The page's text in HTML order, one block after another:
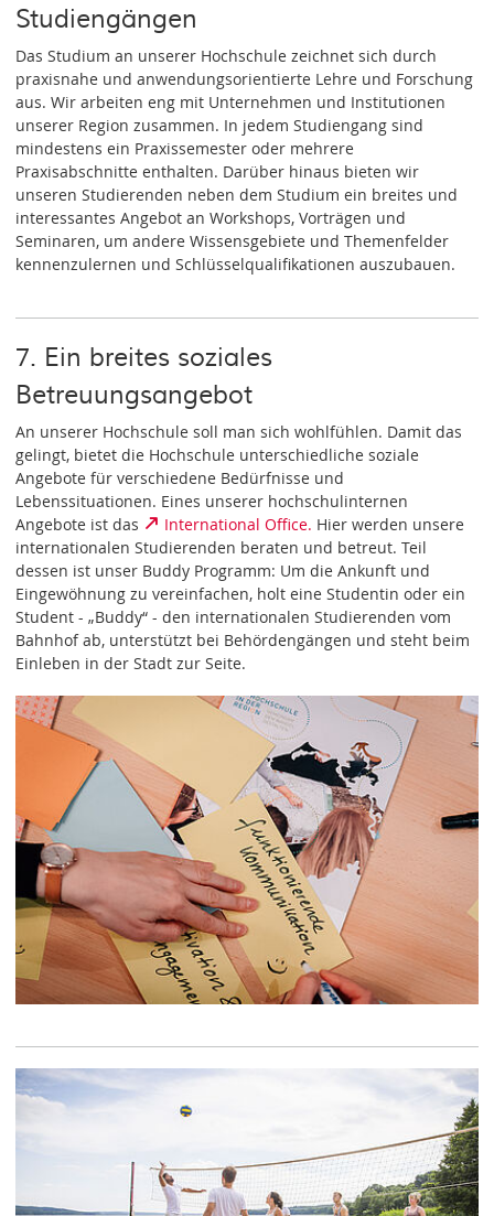
Studiengängen
Das Studium an unserer Hochschule zeichnet sich durch
praxisnahe und anwendungsorientierte Lehre und Forschung
aus. Wir arbeiten eng mit Unternehmen und Institutionen
unserer Region zusammen. In jedem Studiengang sind
mindestens ein Praxissemester oder mehrere
Praxisabschnitte enthalten. Darüber hinaus bieten wir
unseren Studierenden neben dem Studium ein breites und
interessantes Angebot an Workshops, Vorträgen und
Seminaren, um andere Wissensgebiete und Themenfelder
kennenzulernen und Schlüsselqualifikationen auszubauen.
7. Ein breites soziales
Betreuungsangebot
An unserer Hochschule soll man sich wohlfühlen. Damit das
gelingt, bietet die Hochschule unterschiedliche soziale
Angebote für verschiedene Bedürfnisse und
Lebenssituationen. Eines unserer hochschulinternen
Angebote ist das
International Office. Hier werden unsere
internationalen Studierenden beraten und betreut. Teil
dessen ist unser Buddy Programm: Um die Ankunft und
Eingewöhnung zu vereinfachen, holt eine Studentin oder ein
Student - „Buddy“ - den internationalen Studierenden vom
Bahnhof ab, unterstützt bei Behördengängen und steht beim
Einleben in der Stadt zur Seite.